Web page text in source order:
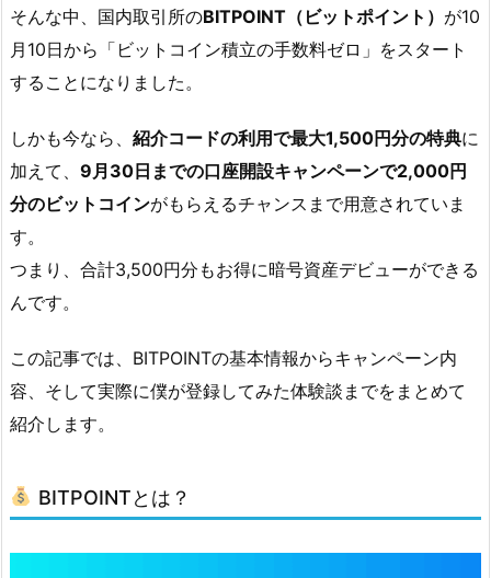
1.
1.
I
T
P
N
T
は？
2.
ト
そんな中、国内取引所のBITPOINT（ビットポイント） が10
月10日から「ビットコイン積立の手数料ゼロ」をスタート
することになりました。
しかも今なら、 紹介コードの利用で最大1,500円分の特典に
加えて、 9月30日までの口座開設キャンペーンで2,000円
分のビットコインがもらえるチャンスまで用意されていま
す。
つまり、合計3,500円分もお得に暗号資産デビューができる
んです。
この記事では、BITPOINTの基本情報からキャンペーン内
容、そして実際に僕が登録してみた体験談までをまとめて
紹介します。
BITPOINTとは？